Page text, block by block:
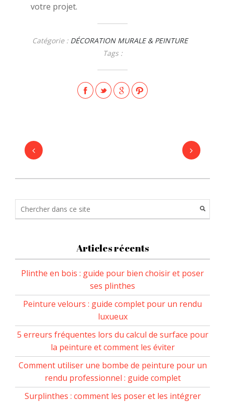
votre projet.
Catégorie : DÉCORATION MURALE & PEINTURE
Tags :
Articles récents
Plinthe en bois : guide pour bien choisir et poser
ses plinthes
Peinture velours : guide complet pour un rendu
luxueux
5 erreurs fréquentes lors du calcul de surface pour
la peinture et comment les éviter
Comment utiliser une bombe de peinture pour un
rendu professionnel : guide complet
Surplinthes : comment les poser et les intégrer